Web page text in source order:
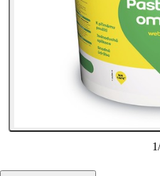
1/